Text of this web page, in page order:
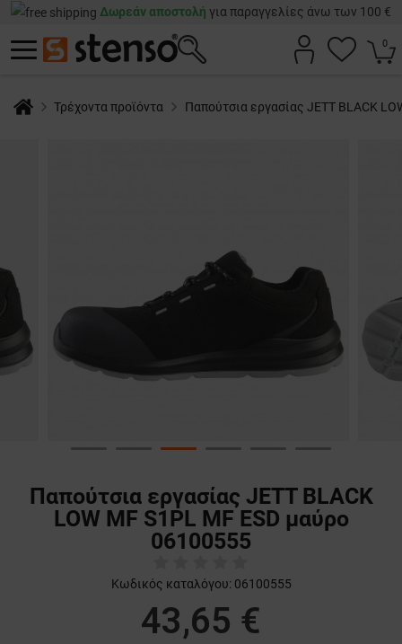
Δωρεάν αποστολή για παραγγελίες άνω των 100 €
0
Τρέχοντα προϊόντα Παπούτσια εργασίας JETT BLACK
Παπούτσια εργασίας JETT BLACK
LOW MF S1PL MF ESD μαύρο
06100555
Κωδικός καταλόγου: 06100555
43,65 €